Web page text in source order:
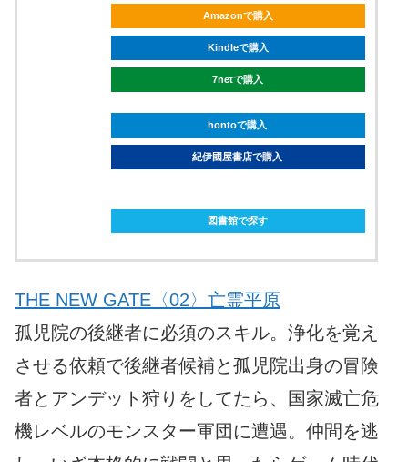
Amazonで購入
Kindleで購入
7netで購入
hontoで購入
紀伊國屋書店で購入
図書館で探す
THE NEW GATE〈02〉亡霊平原
孤児院の後継者に必須のスキル。浄化を覚え
させる依頼で後継者候補と孤児院出身の冒険
者とアンデット狩りをしてたら、国家滅亡危
機レベルのモンスター軍団に遭遇。仲間を逃